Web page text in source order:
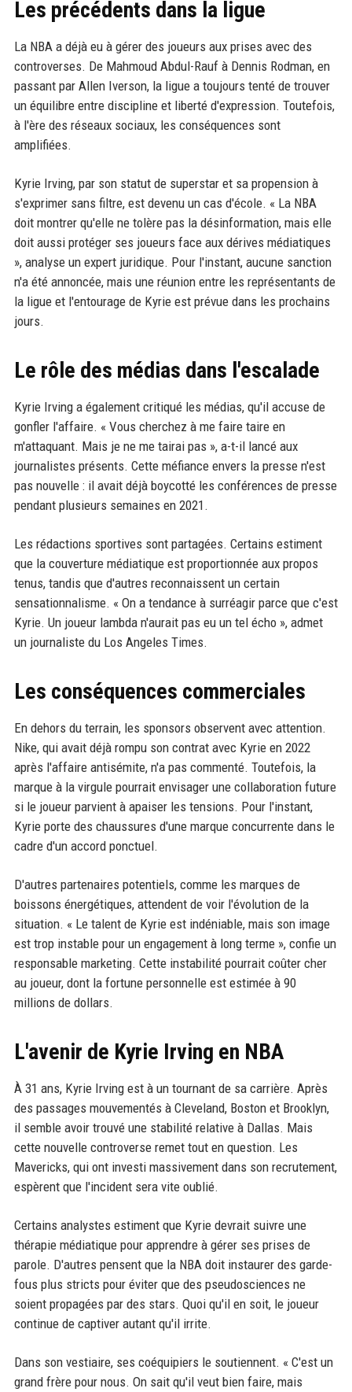
Les précédents dans la ligue
La NBA a déjà eu à gérer des joueurs aux prises avec des
controverses. De Mahmoud Abdul-Rauf à Dennis Rodman, en
passant par Allen Iverson, la ligue a toujours tenté de trouver
un équilibre entre discipline et liberté d'expression. Toutefois,
à l'ère des réseaux sociaux, les conséquences sont
amplifiées.
Kyrie Irving, par son statut de superstar et sa propension à
s'exprimer sans filtre, est devenu un cas d'école. « La NBA
doit montrer qu'elle ne tolère pas la désinformation, mais elle
doit aussi protéger ses joueurs face aux dérives médiatiques
», analyse un expert juridique. Pour l'instant, aucune sanction
n'a été annoncée, mais une réunion entre les représentants de
la ligue et l'entourage de Kyrie est prévue dans les prochains
jours.
Le rôle des médias dans l'escalade
Kyrie Irving a également critiqué les médias, qu'il accuse de
gonfler l'affaire. « Vous cherchez à me faire taire en
m'attaquant. Mais je ne me tairai pas », a-t-il lancé aux
journalistes présents. Cette méfiance envers la presse n'est
pas nouvelle : il avait déjà boycotté les conférences de presse
pendant plusieurs semaines en 2021.
Les rédactions sportives sont partagées. Certains estiment
que la couverture médiatique est proportionnée aux propos
tenus, tandis que d'autres reconnaissent un certain
sensationnalisme. « On a tendance à surréagir parce que c'est
Kyrie. Un joueur lambda n'aurait pas eu un tel écho », admet
un journaliste du Los Angeles Times.
Les conséquences commerciales
En dehors du terrain, les sponsors observent avec attention.
Nike, qui avait déjà rompu son contrat avec Kyrie en 2022
après l'affaire antisémite, n'a pas commenté. Toutefois, la
marque à la virgule pourrait envisager une collaboration future
si le joueur parvient à apaiser les tensions. Pour l'instant,
Kyrie porte des chaussures d'une marque concurrente dans le
cadre d'un accord ponctuel.
D'autres partenaires potentiels, comme les marques de
boissons énergétiques, attendent de voir l'évolution de la
situation. « Le talent de Kyrie est indéniable, mais son image
est trop instable pour un engagement à long terme », confie un
responsable marketing. Cette instabilité pourrait coûter cher
au joueur, dont la fortune personnelle est estimée à 90
millions de dollars.
L'avenir de Kyrie Irving en NBA
À 31 ans, Kyrie Irving est à un tournant de sa carrière. Après
des passages mouvementés à Cleveland, Boston et Brooklyn,
il semble avoir trouvé une stabilité relative à Dallas. Mais
cette nouvelle controverse remet tout en question. Les
Mavericks, qui ont investi massivement dans son recrutement,
espèrent que l'incident sera vite oublié.
Certains analystes estiment que Kyrie devrait suivre une
thérapie médiatique pour apprendre à gérer ses prises de
parole. D'autres pensent que la NBA doit instaurer des garde-
fous plus stricts pour éviter que des pseudosciences ne
soient propagées par des stars. Quoi qu'il en soit, le joueur
continue de captiver autant qu'il irrite.
Dans son vestiaire, ses coéquipiers le soutiennent. « C'est un
grand frère pour nous. On sait qu'il veut bien faire, mais